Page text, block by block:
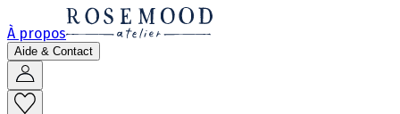
À propos
Aide & Contact